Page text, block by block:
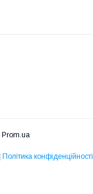
Prom.ua
Політика конфіденційності